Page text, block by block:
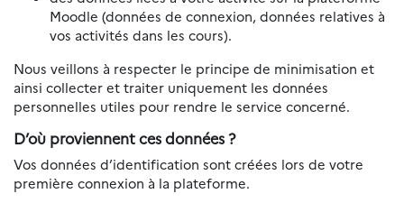
Moodle (données de connexion, données relatives à
vos activités dans les cours).
Nous veillons à respecter le principe de minimisation et
ainsi collecter et traiter uniquement les données
personnelles utiles pour rendre le service concerné.
D’où proviennent ces données ?
Vos données d’identification sont créées lors de votre
première connexion à la plateforme.